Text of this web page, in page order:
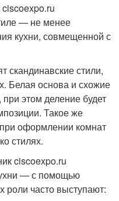
— не менее
кухни, совмещенной с
скандинавские стили,
Белая основа и схожие
этом деление будет
Такое же
оформлении комнат
стилях.
ciscoexpo.ru
— с помощью
роли часто выступают: